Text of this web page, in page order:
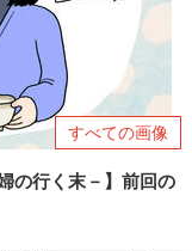
すべての画像
の行く末－】前回の